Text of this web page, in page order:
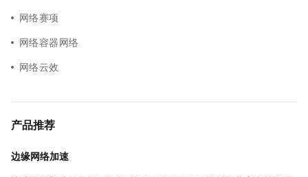
网络赛项
网络容器网络
网络云效
产品推荐
边缘网络加速